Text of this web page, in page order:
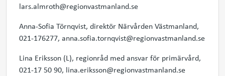
lars.almroth@regionvastmanland.se
Anna-Sofia Törnqvist, direktör Närvården Västmanland,
021-176277, anna.sofia.tornqvist@regionvastmanland.se
Lina Eriksson (L), regionråd med ansvar för primärvård,
021-17 50 90, lina.eriksson@regionvastmanland.se